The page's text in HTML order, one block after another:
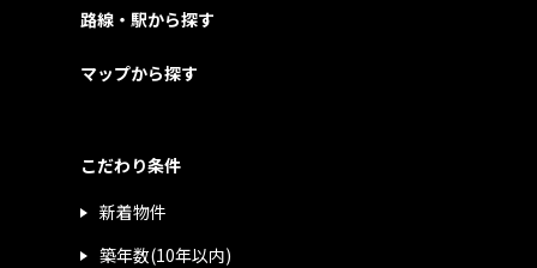
路線・駅から探す
マップから探す
こだわり条件
新着物件
築年数(10年以内)